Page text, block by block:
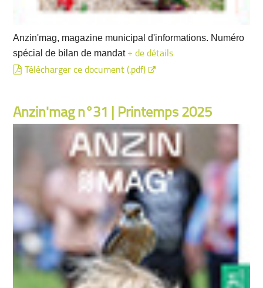
Anzin'mag, magazine municipal d'informations. Numéro
spécial de bilan de mandat+ de détails
Télécharger ce document (.pdf)
Anzin'mag n°31 | Printemps 2025